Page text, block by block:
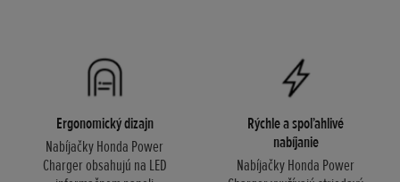
Ergonomický dizajn
Nabíjačky Honda Power
Charger obsahujú na LED
Rýchle a spoľahlivé
nabíjanie
Nabíjačky Honda Power